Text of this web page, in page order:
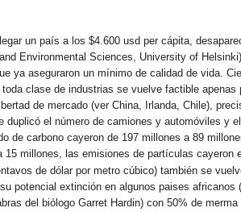
un país a los $4.600 usd per cápita,
Environmental Sciences, University of
ya aseguraron un mínimo de calidad de vida.
clase de industrias se vuelve factible
de mercado (ver China, Irlanda, Chile),
duplicó el número de camiones y automóviles y
de carbono cayeron de 197 millones a 89
millones, las emisiones de partículas cayeron
de dólar por metro cúbico) también se
potencial extinción en algunos paises
del biólogo Garret Hardin) con 50% de